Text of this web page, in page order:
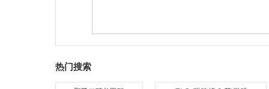
热门搜索